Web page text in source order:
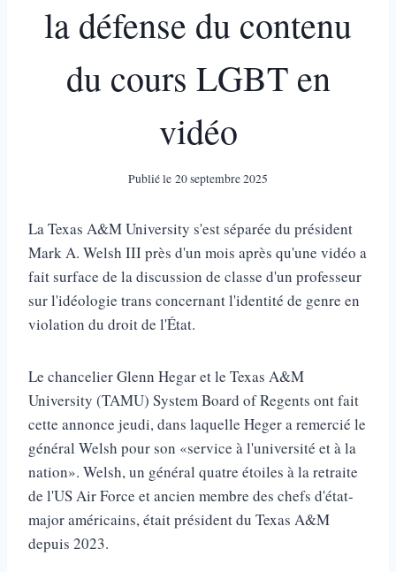
la défense du contenu
du cours LGBT en
vidéo
Publié le 20 septembre 2025
La Texas A&M University s'est séparée du président
Mark A. Welsh III près d'un mois après qu'une vidéo a
fait surface de la discussion de classe d'un professeur
sur l'idéologie trans concernant l'identité de genre en
violation du droit de l'État.
Le chancelier Glenn Hegar et le Texas A&M
University (TAMU) System Board of Regents ont fait
cette annonce jeudi, dans laquelle Heger a remercié le
général Welsh pour son «service à l'université et à la
nation». Welsh, un général quatre étoiles à la retraite
de l'US Air Force et ancien membre des chefs d'état-
major américains, était président du Texas A&M
depuis 2023.